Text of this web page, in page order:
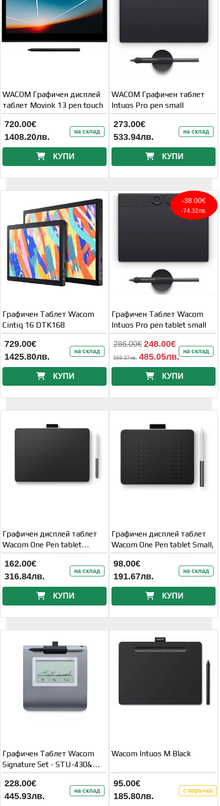
WACOM Графичен дисплей
таблет Movink 13 pen touch
720.00€
1408.20лв.
на склад
КУПИ
WACOM Графичен таблет
Intuos Pro pen small
273.00€
533.94лв.
на склад
КУПИ
Графичен Таблет Wacom
Cintiq 16 DTK168
729.00€
1425.80лв.
на склад
КУПИ
-38.00€
-74.32лв.
Графичен Таблет Wacom
Intuos Pro pen tablet small
286.00€ 248.00€
559.37лв. 485.05лв. на склад
КУПИ
Графичен дисплей таблет
Wacom One Pen tablet
Medium,
162.00€
316.84лв.
на склад
КУПИ
Графичен дисплей таблет
Wacom One Pen tablet Small,
98.00€
191.67лв.
на склад
КУПИ
Графичен Таблет Wacom
Signature Set - STU-430&
sign pro PDF Lite
228.00€
445.93лв.
на склад
Wacom Intuos M Black
95.00€
185.80лв.
с поръчка